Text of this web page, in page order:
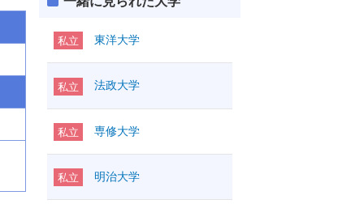
私立 東洋大学
私立 法政大学
私立 専修大学
私立 明治大学